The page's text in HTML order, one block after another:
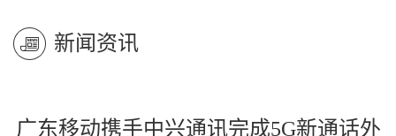
新闻资讯
广东移动携手中兴通讯完成5G新通话外